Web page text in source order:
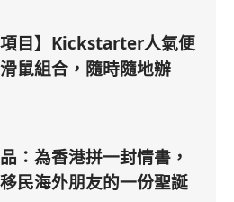
項目】Kickstarter人氣便
鼠組合，隨時隨地辦
：為香港拼一封情書，
民海外朋友的一份聖誕